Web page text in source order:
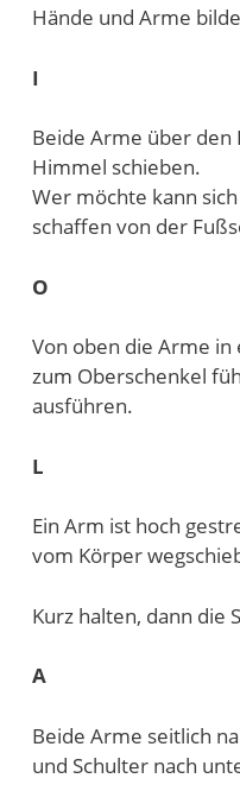
Hände und Arme
I
Beide Arme über den
Himmel schieben.
Wer möchte kann
schaffen von der
O
Von oben die Arme
zum Oberschenkel
ausführen.
L
Ein Arm ist hoch
vom Körper
Kurz halten, dann die
A
Beide Arme seitlich
und Schulter nach